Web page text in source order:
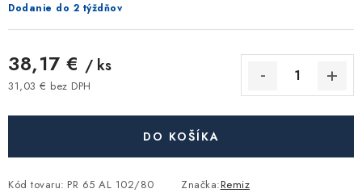
Akcie, Zľavy
Kontakty Poštovné a doprava
Reklamačné podmienky
Podmienky ochrany osobných údajov
Obchodné podmienky požičovne náradia
Dodanie do 2 týždňov
38,17 € / ks
31,03 € bez DPH
DO KOŠÍKA
Kód tovaru: PR 65 AL 102/80 Značka:Remiz